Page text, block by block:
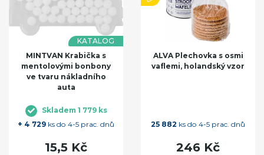
KATALOG
MINTVAN Krabička s
mentolovými bonbony
ve tvaru nákladního
auta
Skladem 1 779 ks
+ 4 729 ks do 4-5 prac. dnů
15,5 Kč
ALVA Plechovka s osmi
vaflemi, holandský vzor
25 882 ks do 4-5 prac. dnů
246 Kč